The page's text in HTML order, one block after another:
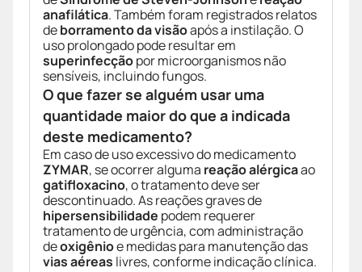
anafilática. Também foram registrados relatos
deborramento da visãoapós a instilação. O
uso prolongado pode resultar em
superinfecçãopor microorganismos não
sensíveis, incluindo fungos.
O que fazer se alguém usar uma
quantidade maior do que a indicada
deste medicamento?
Em caso de uso excessivo do medicamento
ZYMAR, se ocorrer alguma reação alérgicaao
gatifloxacino, o tratamento deve ser
descontinuado. As reações graves de
hipersensibilidade podem requerer
tratamento de urgência, com administração
deoxigênioe medidas para manutenção das
vias aéreas livres, conforme indicação clínica.